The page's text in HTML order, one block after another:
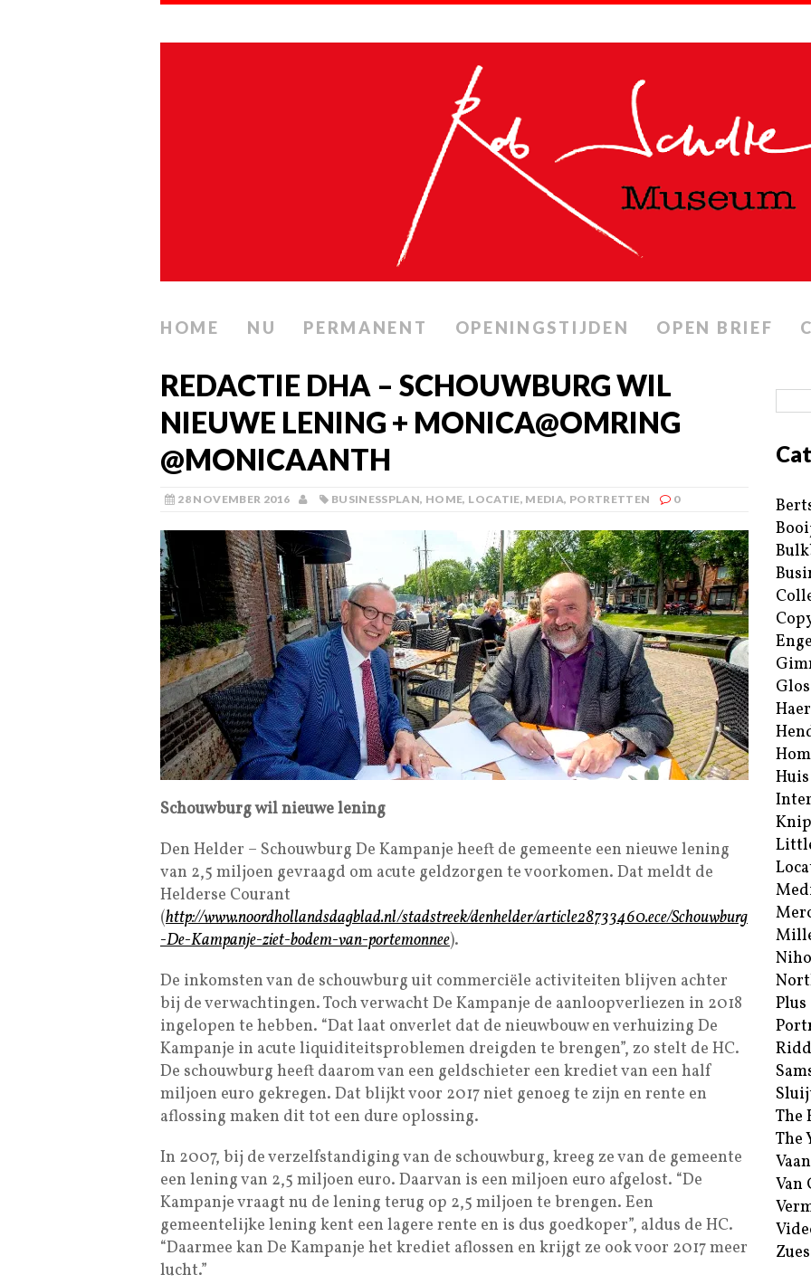
HOME NU PERMANENT OPENINGSTIJDEN OPEN BRIEF
REDACTIE DHA – SCHOUWBURG WIL
NIEUWE LENING + MONICA@OMRING
@MONICAANTH
28 NOVEMBER 2016 BUSINESSPLAN, HOME, LOCATIE, MEDIA, PORTRETTEN 0
Schouwburg wil nieuwe lening
Den Helder – Schouwburg De Kampanje heeft de gemeente een nieuwe lening
van 2,5 miljoen gevraagd om acute geldzorgen te voorkomen. Dat meldt de
Helderse Courant
(http://www.noordhollandsdagblad.nl/stadstreek/denhelder/article28733460.ece/Schouwburg
-De-Kampanje-ziet-bodem-van-portemonnee).
De inkomsten van de schouwburg uit commerciële activiteiten blijven achter
bij de verwachtingen. Toch verwacht De Kampanje de aanloopverliezen in 2018
ingelopen te hebben. “Dat laat onverlet dat de nieuwbouw en verhuizing De
Kampanje in acute liquiditeitsproblemen dreigden te brengen”, zo stelt de HC.
De schouwburg heeft daarom van een geldschieter een krediet van een half
miljoen euro gekregen. Dat blijkt voor 2017 niet genoeg te zijn en rente en
aflossing maken dit tot een dure oplossing.
In 2007, bij de verzelfstandiging van de schouwburg, kreeg ze van de gemeente
een lening van 2,5 miljoen euro. Daarvan is een miljoen euro afgelost. “De
Kampanje vraagt nu de lening terug op 2,5 miljoen te brengen. Een
gemeentelijke lening kent een lagere rente en is dus goedkoper”, aldus de HC.
“Daarmee kan De Kampanje het krediet aflossen en krijgt ze ook voor 2017 meer
lucht.”
Plus
The
The
Van